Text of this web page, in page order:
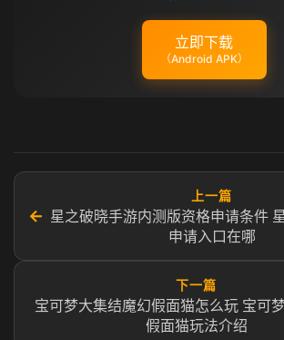
立即下载
（Android APK）
←
上一篇
星之破晓手游内测版资格申请条件
申请入口在哪
下一篇
宝可梦大集结魔幻假面猫怎么玩 宝可
假面猫玩法介绍